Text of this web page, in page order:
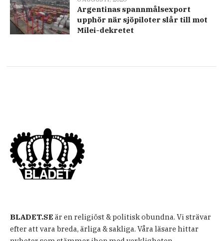
Argentinas spannmålsexport
upphör när sjöpiloter slår till mot
Milei-dekretet
BLADET.SE är en religiöst & politisk obundna. Vi strävar
efter att vara breda, ärliga & sakliga. Våra läsare hittar